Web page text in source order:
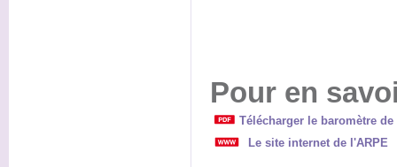
Pour en
Télécharger le baromètre de
Le site internet de l'ARPE